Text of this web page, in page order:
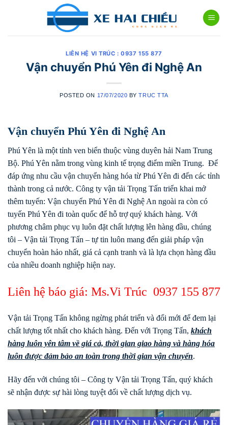
LIÊN HỆ VI TRÚC : 0937 155 877
Vận chuyển Phú Yên đi Nghệ An
POSTED ON 17/07/2020 BYTRUC TTA
Vận chuyển Phú Yên đi Nghệ An
Phú Yên là một tỉnh ven biển thuộc vùng duyên hải Nam Trung
Bộ. Phú Yên nằm trong vùng kinh tế trọng điểm miền Trung. Để
đáp ứng nhu cầu vận chuyển hàng hóa từ Phú Yên đi đến các tỉnh
thành trong cả nước. Công ty vận tải Trọng Tấn triển khai mở
thêm tuyến: Vận chuyển Phú Yên đi Nghệ An ngoài ra còn có
tuyến Phú Yên đi toàn quốc để hỗ trợ quý khách hàng. Với
phương châm phục vụ luôn đặt chất lượng lên hàng đầu, chúng
tôi – Vận tải Trọng Tấn – tự tin luôn mang đến giải pháp vận
chuyển hoàn hảo nhất, giá cả cạnh tranh và là lựa chọn hàng đầu
của nhiều doanh nghiệp hiện nay.
Liên hệ báo giá: Ms.Vi Trúc 0937 155 877
Vận tải Trọng Tấn không ngừng phát triển và đổi mới để đem lại
chất lượng tốt nhất cho khách hàng. Đến với Trọng Tấn, khách
hàng luôn yên tâm về giá cả, thời gian giao hàng và hàng hóa
luôn được đảm bảo an toàn trong thời gian vận chuyển.
Hãy đến với chúng tôi – Công ty Vận tải Trọng Tấn, quý khách
sẽ nhận được sự hài lòng tuyệt đối về chất lượng dịch vụ.